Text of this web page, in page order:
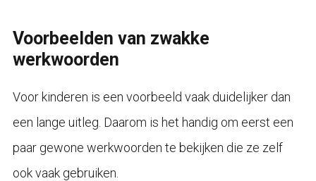
Voorbeelden van zwakke
werkwoorden
Voor kinderen is een voorbeeld vaak duidelijker dan
een lange uitleg. Daarom is het handig om eerst een
paar gewone werkwoorden te bekijken die ze zelf
ook vaak gebruiken.